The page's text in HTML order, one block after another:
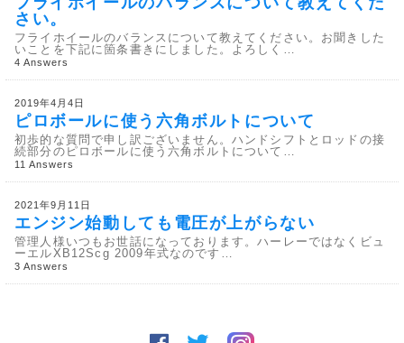
さい。
フライホイールのバランスについて教えてください。お聞きした
いことを下記に箇条書きにしました。よろしく…
4 Answers
2019年4月4日
ピロボールに使う六角ボルトについて
初歩的な質問で申し訳ございません。ハンドシフトとロッドの接
続部分のピロボールに使う六角ボルトについて…
11 Answers
2021年9月11日
エンジン始動しても電圧が上がらない
管理人様いつもお世話になっております。ハーレーではなくビュ
ーエルXB12Scg 2009年式なのです…
3 Answers